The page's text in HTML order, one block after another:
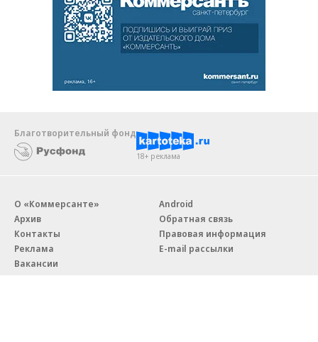
Благотворительный фонд
18+ реклама
О «Коммерсанте»
Архив
Контакты
Реклама
Вакансии
Android
Обратная связь
Правовая информация
E-mail рассылки